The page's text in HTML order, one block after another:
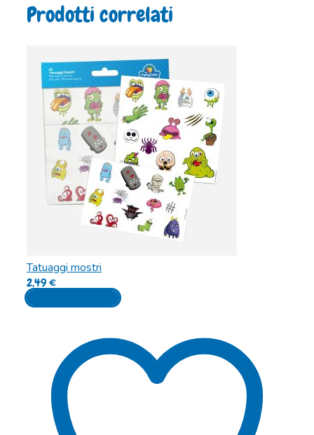
Prodotti correlati
Tatuaggi mostri
2,49€
Aggiungi al carrello